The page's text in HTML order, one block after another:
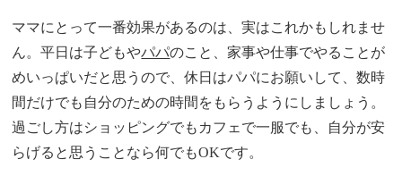
ママにとって一番効果があるのは、実はこれかもしれませ
ん。平日は子どもやパパのこと、家事や仕事でやることが
めいっぱいだと思うので、休日はパパにお願いして、数時
間だけでも自分のための時間をもらうようにしましょう。
過ごし方はショッピングでもカフェで一服でも、自分が安
らげると思うことなら何でもOKです。